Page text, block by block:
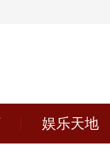
娱乐天地